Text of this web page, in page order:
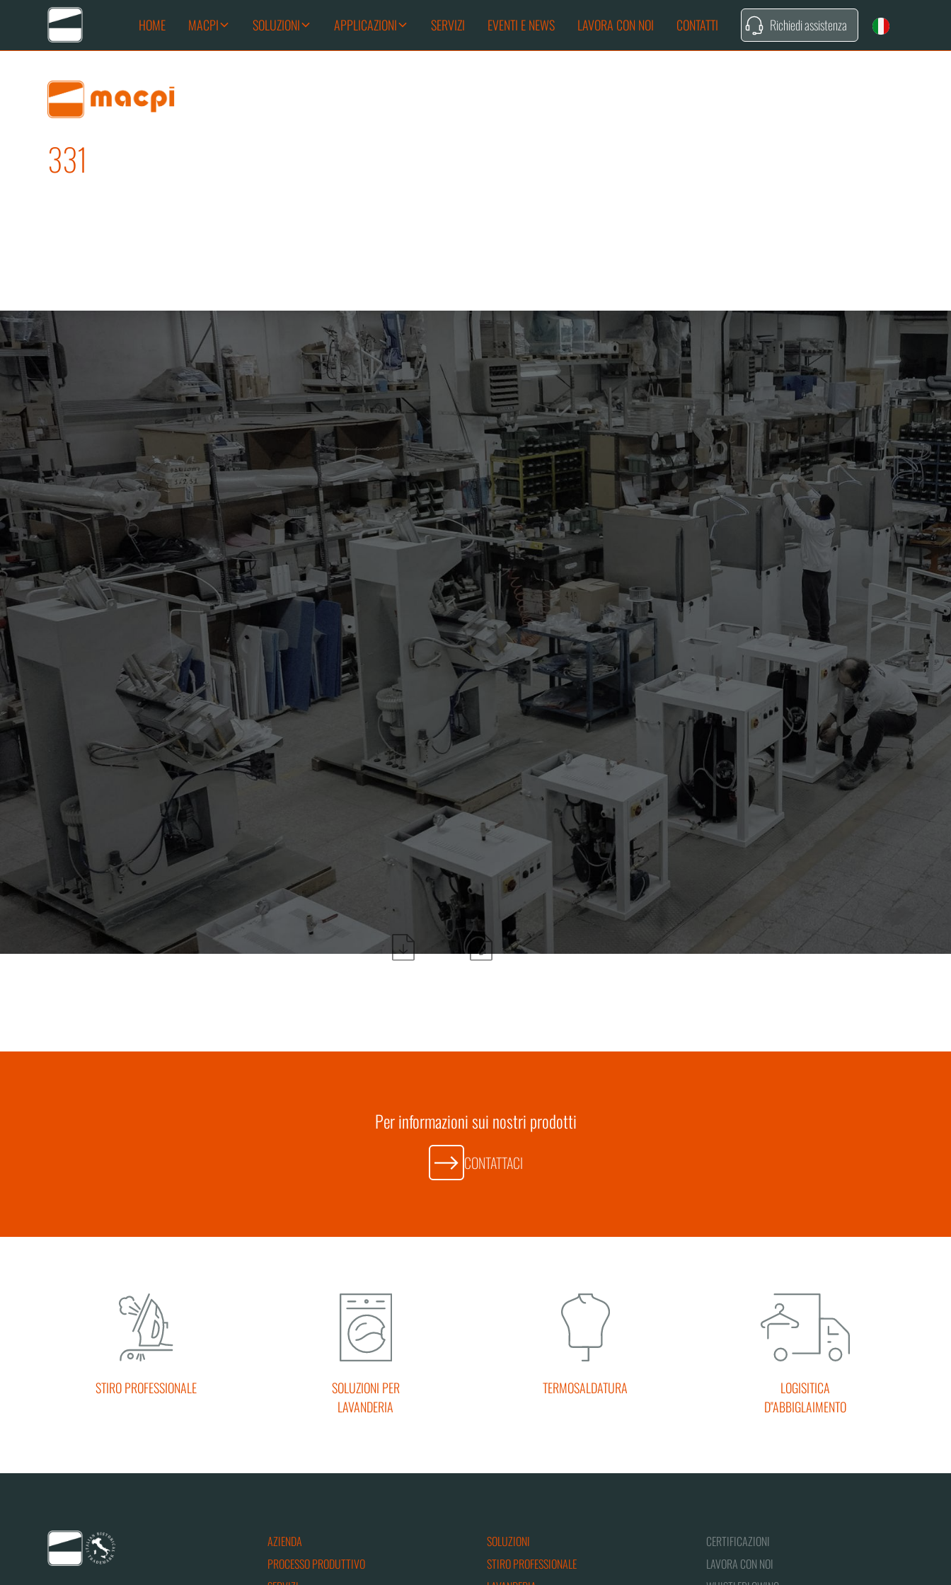
HOME MACPI SOLUZIONI APPLICAZIONI SERVIZI EVENTI E NEWS LAVORA CON NOI CONTATTI Richiedi assistenza
331
331
ADESIVATRICE IN CONTINUO 850MM
La macchina ha le seguenti caratteristiche ed è completa di:
* una zona di carico
* due zone di riscaldamento
* una zona di carico con nastro trasportatore caldo
* lunghezza di carico e scarico utile 850mm
* larghezza di lavoro utile 1000mm
* controllo elettronico della temperatura diviso in due sezioni
* distacco adesivo (superiore/inferiore) con lama al carbonio
* pressione di fissaggio composta da 2 cilindri di pressatura da 0 a 6 bar
* velocità del nastro da 2 a 10m/min
* sistema di pulizia interno ed esterno (4 pulitori)
* spegnimento automatico
* dispositivo per segnalazione temperatura corretta
* riscaldamento elettrico
Scarica la scheda Richiedi informazioni
Per informazioni sui nostri prodotti
CONTATTACI
STIRO PROFESSIONALE
SOLUZIONI PER
LAVANDERIA
TERMOSALDATURA
LOGISITICA
D''ABBIGLAIMENTO
AZIENDA
PROCESSO PRODUTTIVO
SOLUZIONI
STIRO PROFESSIONALE
CERTIFICAZIONI
LAVORA CON NOI